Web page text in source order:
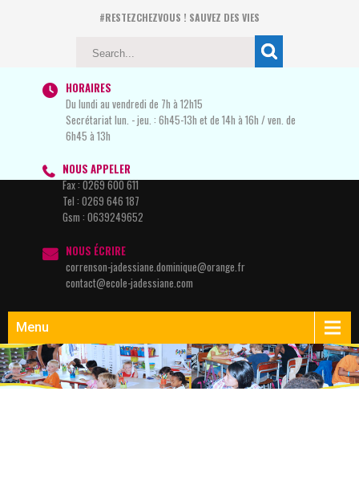
#RESTEZCHEZVOUS ! SAUVEZ DES VIES
HORAIRES
Du lundi au vendredi de 7h à 12h15
Secrétariat lun. - jeu. : 6h45-13h et de 14h à 16h / ven. de
6h45 à 13h
NOUS APPELER
Fax :0269 600 611
Tel : 0269 646 187
Gsm : 0639249652
NOUS ÉCRIRE
correnson-jadessiane.dominique@orange.fr
contact@ecole-jadessiane.com
Menu